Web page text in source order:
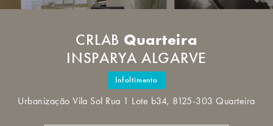
CRLAB Quarteira
INSPARYA ALGARVE
Infoltimento
Urbanização Vila Sol Rua 1 Lote b34, 8125-303 Quarteira